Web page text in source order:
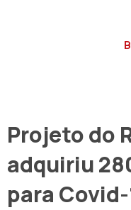
Projeto do
adquiriu
para Covid-